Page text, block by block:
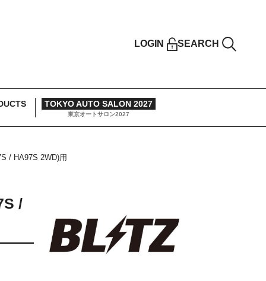
LOGIN SEARCH
TOKYO AUTO SALON 2027
東京オートサロン2027
/ HA97S 2WD)用
/